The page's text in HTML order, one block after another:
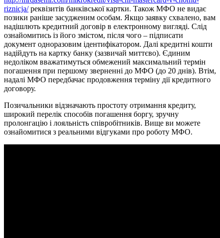
riznicja/реквізитів банківської картки. Також МФО не видає
позики раніше засудженим особам. Якщо заявку схвалено, вам
надішлють кредитний договір в електронному вигляді. Слід
ознайомитись із його змістом, після чого – підписати
документ одноразовим ідентифікатором. Далі кредитні кошти
надійдуть на картку банку (зазвичай миттєво). Єдиним
недоліком вважатимуться обмежений максимальний термін
погашення при першому зверненні до МФО (до 20 днів). Втім,
надалі МФО передбачає продовження терміну дії кредитного
договору.
Позичальники відзначають простоту отримання кредиту,
широкий перелік способів погашення боргу, зручну
пролонгацію і лояльність співробітників. Вище ви можете
ознайомитися з реальними відгуками про роботу МФО.